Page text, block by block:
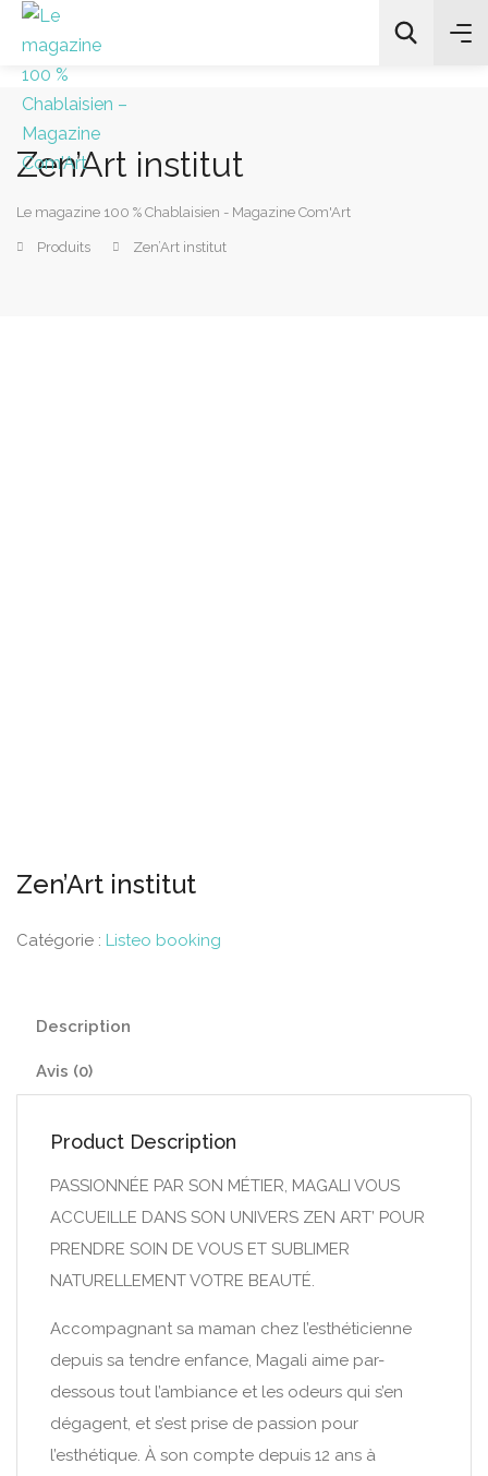
All Categories
Zen’Art institut
Le magazine 100 % Chablaisien - Magazine Com'Art
Produits Zen’Art institut
Zen’Art institut
Catégorie : Listeo booking
Description
Avis (0)
Product Description
PASSIONNÉE PAR SON MÉTIER, MAGALI VOUS
ACCUEILLE DANS SON UNIVERS ZEN ART’ POUR
PRENDRE SOIN DE VOUS ET SUBLIMER
NATURELLEMENT VOTRE BEAUTÉ.
Accompagnant sa maman chez l’esthéticienne
depuis sa tendre enfance, Magali aime par-
dessous tout l’ambiance et les odeurs qui s’en
dégagent, et s’est prise de passion pour
l’esthétique. À son compte depuis 12 ans à